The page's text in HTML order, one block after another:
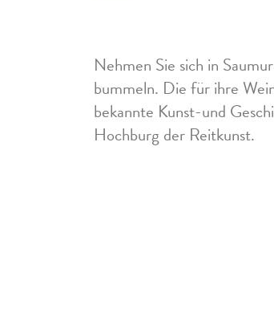
Nehmen Sie sich in
bummeln. Die für ihre
bekannte Kunst-und
Hochburg der Reitkunst.